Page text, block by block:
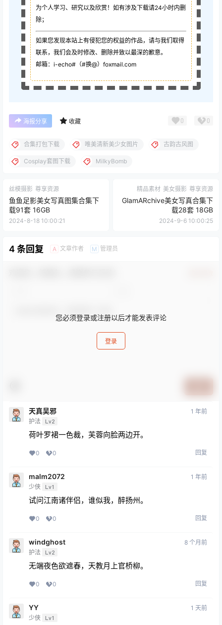
为个人学习、研究以及欣赏！如有涉及下载请24小时内删
除；
如果您发现本站上有侵犯您的权益的作品，请与我们取得
联系，我们会及时修改、删除并致以最深的歉意。
邮箱：i-echo#（#换@）foxmail.com
海报分享 收藏 0 0
合集打包下载 唯美清新美少女图片 古韵古风图
Cosplay套图下载 MilkyBomb
丝模摄影 尊享资源
鱼鱼足影美女写真图集合集下
载91套 16GB
2024-8-18 10:00:21
精品素材 美女摄影 尊享资源
GlamARchive美女写真合集下
载28套 18GB
2024-9-6 10:00:25
4 条回复 A 文章作者 M 管理员
您必须登录或注册以后才能发表评论
登录
天真吴邪
护法 Lv2
1 年前
荷叶罗裙一色裁，芙蓉向脸两边开。
0 0 回复
malm2072
少侠 Lv1
1 年前
试问江南诸伴侣，谁似我，醉扬州。
0 0 回复
windghost
护法 Lv2
8 个月前
无端夜色欲遮春，天教月上官桥柳。
0 0 回复
YY
少侠 Lv1
1 天前